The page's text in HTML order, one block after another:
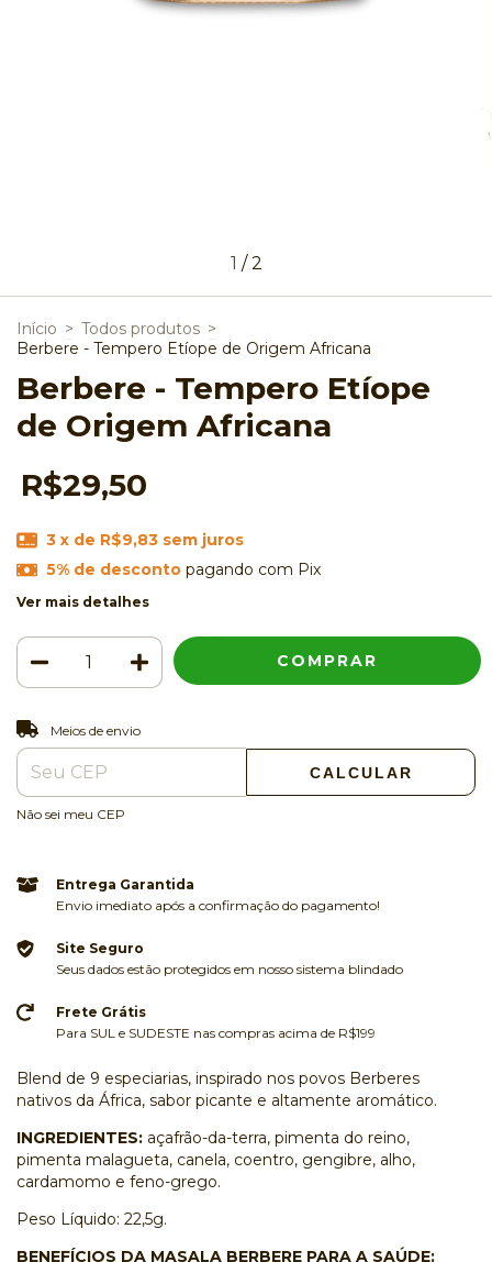
1 /2
Início > Todos produtos >
Berbere - Tempero Etíope de Origem Africana
Berbere - Tempero Etíope
de Origem Africana
R$29,50
3 x de R$9,83 sem juros
5% de descontopagando com Pix
Ver mais detalhes
Entregas para o CEP:
Meios de envio
CALCULAR
Não sei meu CEP
Entrega Garantida
Envio imediato após a confirmação do pagamento!
Site Seguro
Seus dados estão protegidos em nosso sistema blindado
Frete Grátis
Para SUL e SUDESTE nas compras acima de R$199
Blend de 9 especiarias, inspirado nos povos Berberes
nativos da África, sabor picante e altamente aromático.
INGREDIENTES: açafrão-da-terra, pimenta do reino,
pimenta malagueta, canela, coentro, gengibre, alho,
cardamomo e feno-grego.
Peso Líquido: 22,5g.
BENEFÍCIOS DA MASALA BERBERE PARA A SAÚDE: